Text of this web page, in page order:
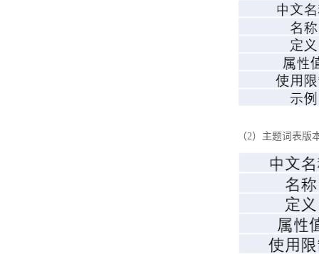
（2）主题词表版